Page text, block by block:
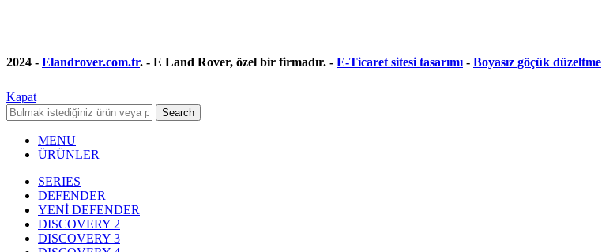
2024 - Elandrover.com.tr. - E Land Rover, özel bir firmadır. - E-Ticaret sitesi tasarımı - Boyasız göçük düzeltme
Kapat
Search
MENU
ÜRÜNLER
SERIES
DEFENDER
YENİ DEFENDER
DISCOVERY 2
DISCOVERY 3